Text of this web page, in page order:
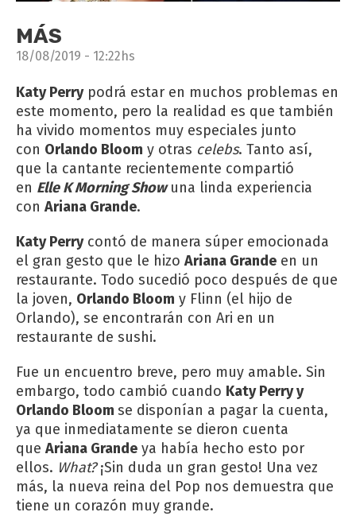
MÁS
18/08/2019 - 12:22hs
Katy Perrypodrá estar en muchos problemas en
este momento, pero la realidad es que también
ha vivido momentos muy especiales junto
con Orlando Bloom y otras celebs. Tanto así,
que la cantante recientemente compartió
en Elle K Morning Showuna linda experiencia
con Ariana Grande.
Katy Perrycontó de manera súper emocionada
el gran gesto que le hizo Ariana Grande en un
restaurante. Todo sucedió poco después de que
la joven, Orlando Bloom y Flinn (el hijo de
Orlando), se encontrarán con Ari en un
restaurante de sushi.
Fue un encuentro breve, pero muy amable. Sin
embargo, todo cambió cuando Katy Perry y
Orlando Bloom se disponían a pagar la cuenta,
ya que inmediatamente se dieron cuenta
que Ariana Grande ya había hecho esto por
ellos. What?¡Sin duda un gran gesto! Una vez
más, la nueva reina del Pop nos demuestra que
tiene un corazón muy grande.